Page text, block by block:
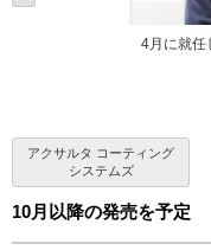
4月に就任
アクサルタ コーティング
システムズ
10月以降の発売を予定